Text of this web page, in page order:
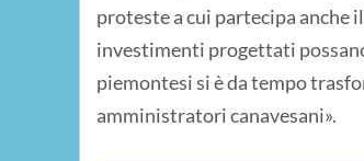
proteste a cui partecipa anche
investimenti progettati
piemontesi si è da tempo
amministratori canavesani».